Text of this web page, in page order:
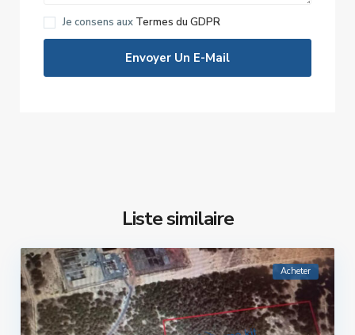
Je consens aux Termes du GDPR
Liste similaire
Acheter